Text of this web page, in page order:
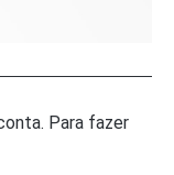
Para fazer